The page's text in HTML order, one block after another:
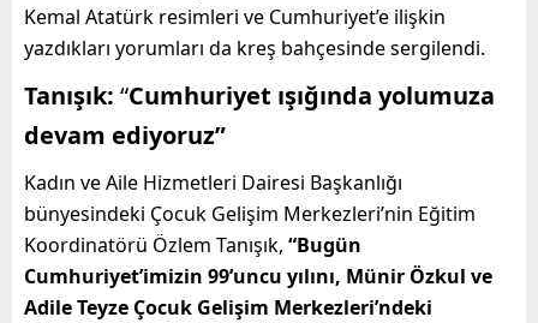
Kemal Atatürk resimleri ve Cumhuriyet’e ilişkin
yazdıkları yorumları da kreş bahçesinde sergilendi.
Tanışık: “Cumhuriyet ışığında yolumuza
devam ediyoruz”
Kadın ve Aile Hizmetleri Dairesi Başkanlığı
bünyesindeki Çocuk Gelişim Merkezleri’nin Eğitim
Koordinatörü Özlem Tanışık, “Bugün
Cumhuriyet’imizin 99’uncu yılını, Münir Özkul ve
Adile Teyze Çocuk Gelişim Merkezleri’ndeki